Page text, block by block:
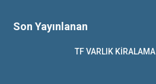
Son Yayınlanan
TF VARLIK